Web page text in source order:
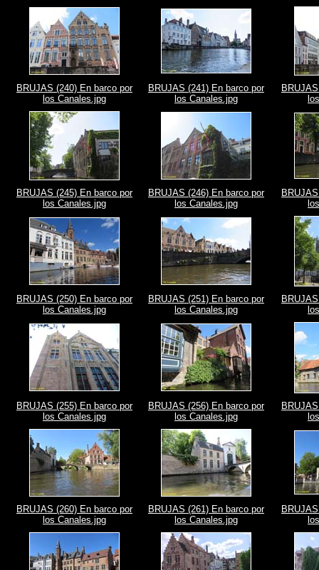
BRUJAS (240) En barco por
los Canales.jpg
BRUJAS (241) En barco por
los Canales.jpg
BRUJAS (245) En barco por
los Canales.jpg
BRUJAS (246) En barco por
los Canales.jpg
BRUJAS (250) En barco por
los Canales.jpg
BRUJAS (251) En barco por
los Canales.jpg
BRUJAS (255) En barco por
los Canales.jpg
BRUJAS (256) En barco por
los Canales.jpg
BRUJAS (260) En barco por
los Canales.jpg
BRUJAS (261) En barco por
los Canales.jpg